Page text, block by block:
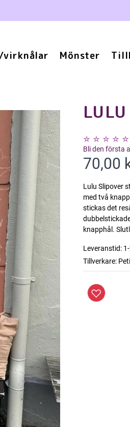
virknålar Mönster
Bli den första
70,00
Lulu Slipover
med två
stickas det
knapphål.
Leveranstid:
Tillverkare: